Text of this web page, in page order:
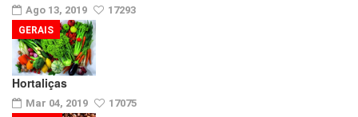
Ago 13, 2019 17293
Hortaliças
Mar 04, 2019 17075
GERAIS